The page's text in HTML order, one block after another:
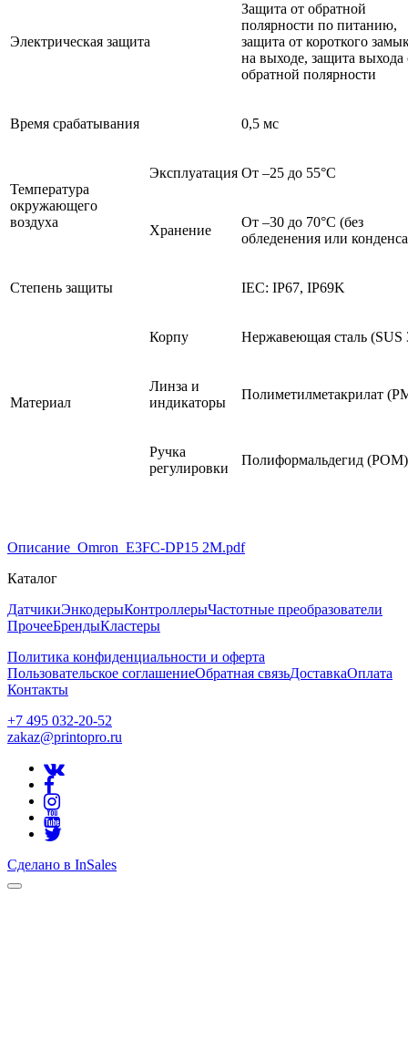
Электрическая защита
Защита от обратной
полярности по питанию,
защита от короткого
на выходе, защита выхода
обратной полярности
Время срабатывания 0,5 мс
Температура
окружающего
воздуха
Эксплуатация От –25 до 55°C
Хранение
От –30 до 70°C (без
обледенения или
Степень защиты IEC: IP67, IP69K
Материал
Корпу Нержавеющая сталь (SUS
Линза и
индикаторы
Полиметилметакрилат
Ручка
регулировки
Полиформальдегид (POM)
Описание_Omron_E3FC-DP15 2M.pdf
Каталог
ДатчикиЭнкодерыКонтроллерыЧастотные преобразователи
ПрочееБрендыКластеры
Политика конфиденциальности и оферта
Пользовательское соглашениеОбратная связьДоставкаОплата
Контакты
+7 495 032-20-52
zakaz@printopro.ru
Сделано в InSales